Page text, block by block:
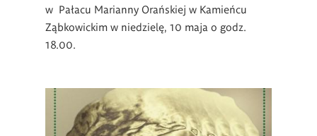
w Pałacu Marianny Orańskiej w Kamieńcu
Ząbkowickim w niedzielę, 10 maja o godz.
18.00.